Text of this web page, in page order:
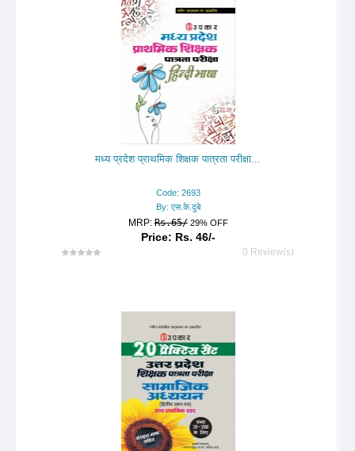
मध्य प्रदेश प्राथमिक शिक्षक पात्रता परीक्षा...
Code: 2693
By: एस.के.दुबे
MRP:Rs.65/ 29% OFF
Price: Rs. 46/-
0 Review(s)